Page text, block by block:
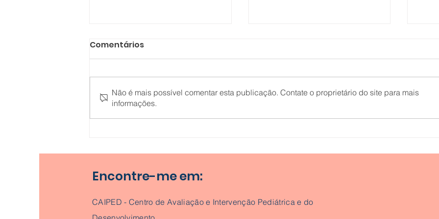
O que mudou na
Kit de Primeiros Socorros
Sol
Comentários
Não é mais possível comentar esta publicação. Contate o proprietário do site para mais
informações.
Encontre-me em:
CAIPED - Centro de Avaliação e Intervenção Pediátrica e do